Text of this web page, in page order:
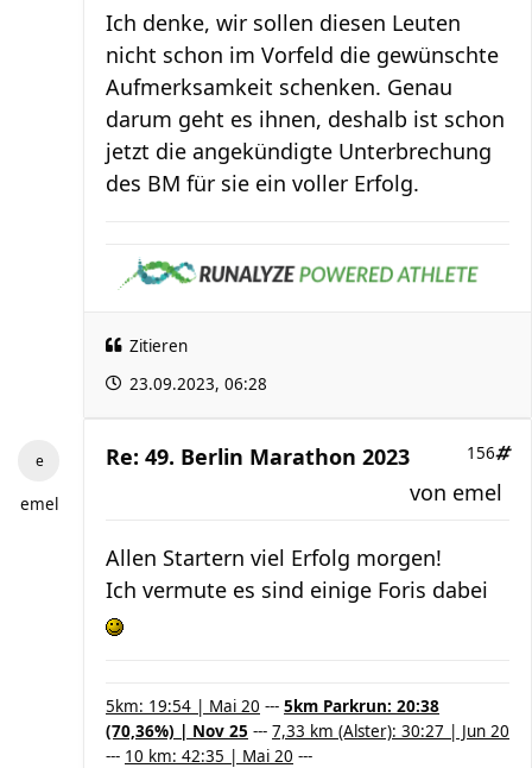
Ich denke, wir sollen diesen Leuten
nicht schon im Vorfeld die gewünschte
Aufmerksamkeit schenken. Genau
darum geht es ihnen, deshalb ist schon
jetzt die angekündigte Unterbrechung
des BM für sie ein voller Erfolg.
Zitieren
23.09.2023, 06:28
emel
Re: 49. Berlin Marathon 2023 156
von emel
Allen Startern viel Erfolg morgen!
Ich vermute es sind einige Foris dabei
5km: 19:54 | Mai 20 --- 5km Parkrun: 20:38
(70,36%) | Nov 25 --- 7,33 km (Alster): 30:27 | Jun 20
--- 10 km: 42:35 | Mai 20 ---